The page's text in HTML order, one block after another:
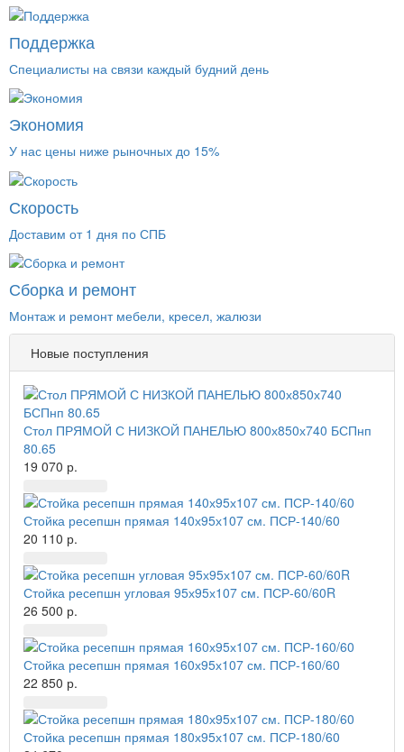
Поддержка
Специалисты на связи каждый будний день
Экономия
У нас цены ниже рыночных до 15%
Скорость
Доставим от 1 дня по СПБ
Сборка и ремонт
Монтаж и ремонт мебели, кресел, жалюзи
Новые поступления
Стол ПРЯМОЙ С НИЗКОЙ ПАНЕЛЬЮ 800х850х740 БСПнп
80.65
19 070 р.
Стойка ресепшн прямая 140х95х107 см. ПСР-140/60
20 110 р.
Стойка ресепшн угловая 95х95х107 см. ПСР-60/60R
26 500 р.
Стойка ресепшн прямая 160х95х107 см. ПСР-160/60
22 850 р.
Стойка ресепшн прямая 180х95х107 см. ПСР-180/60